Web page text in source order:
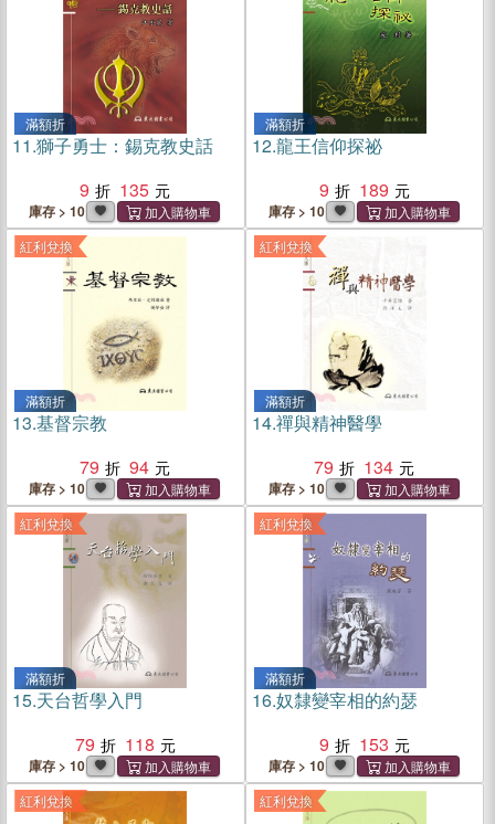
滿額折
11.獅子勇士：錫克教史話
9
135
庫存 > 10
滿額折
12.龍王信仰探祕
9
189
庫存 > 10
紅利兌換
滿額折
13.基督宗教
79
94
庫存 > 10
紅利兌換
滿額折
14.禪與精神醫學
79
134
庫存 > 10
紅利兌換
滿額折
15.天台哲學入門
79
118
庫存 > 10
紅利兌換
滿額折
16.奴隸變宰相的約瑟
9
153
庫存 > 10
紅利兌換 紅利兌換